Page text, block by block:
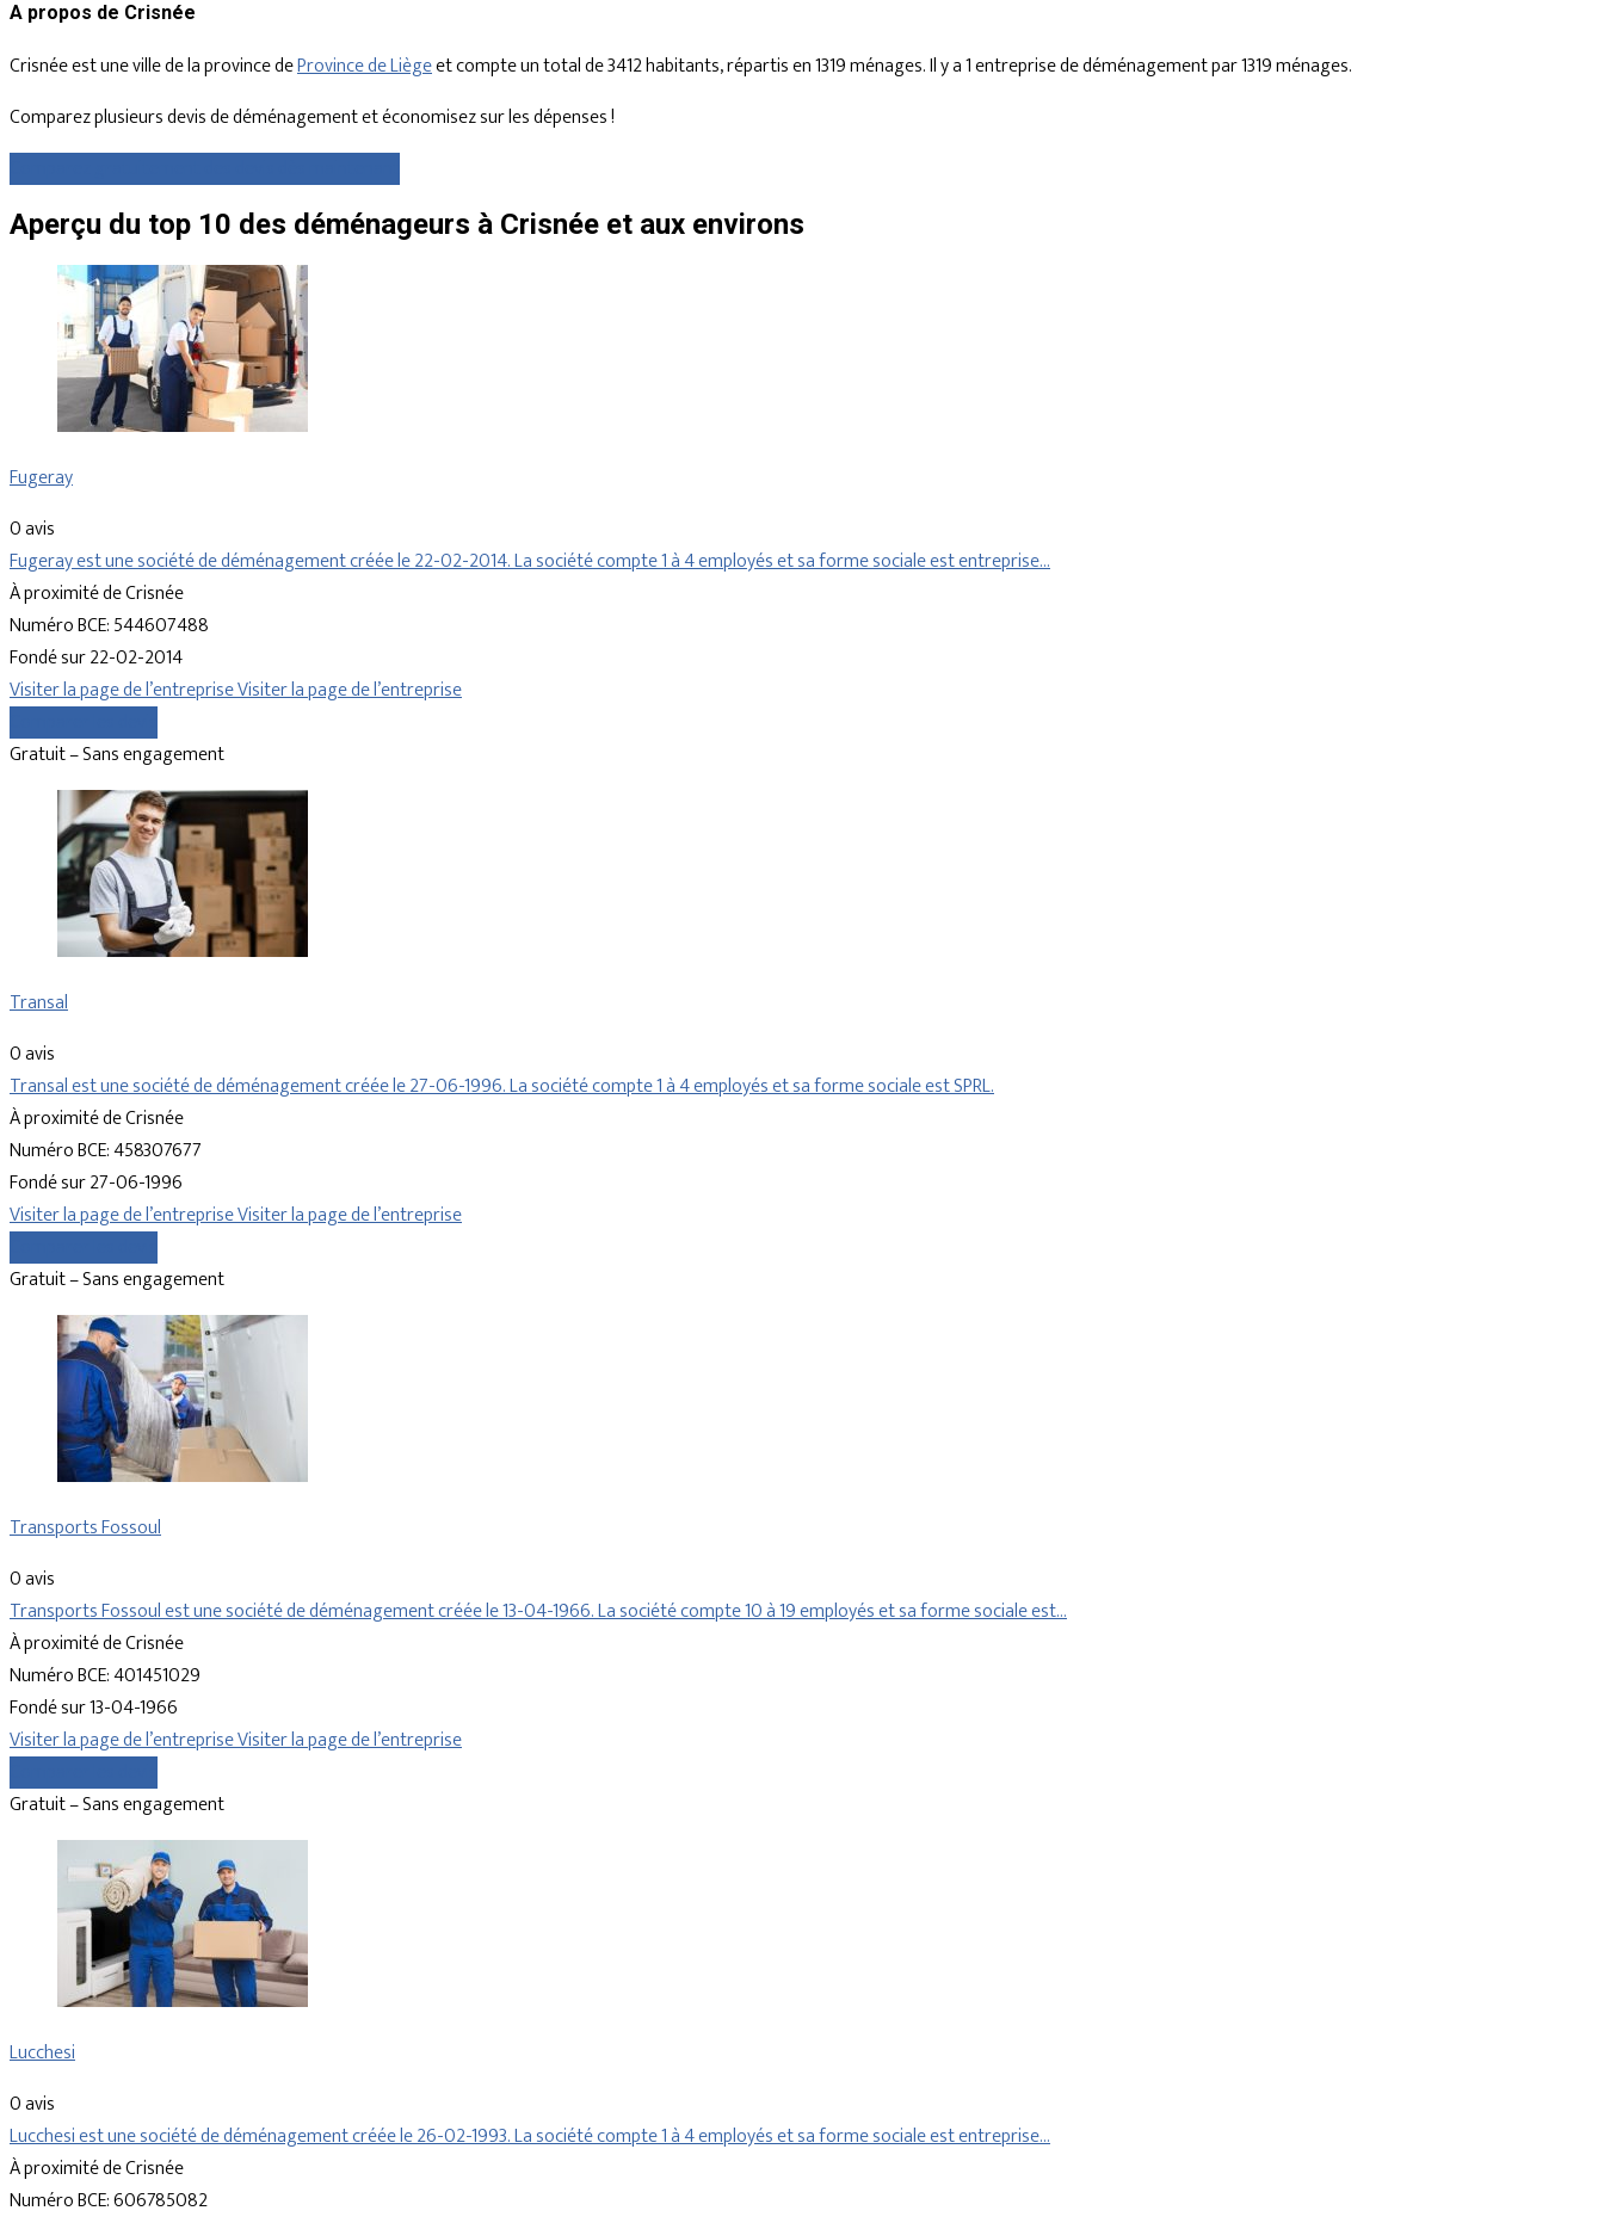
A propos de Crisnée
Crisnée est une ville de la province deProvince de Liègeet compte un total de 3412 habitants, répartis en 1319 ménages. Il y a 1 entreprise de déménagement par 1319 ménages.
Comparez plusieurs devis de déménagement et économisez sur les dépenses !
Aperçu du top 10 des déménageurs à Crisnée et aux environs
Fugeray
0 avis
Fugeray est une société de déménagement créée le 22-02-2014. La société compte 1 à 4 employés et sa forme sociale est entreprise…
À proximité de Crisnée
Numéro BCE: 544607488
Fondé sur 22-02-2014
Visiter la page de l’entrepriseVisiter la page de l’entreprise
Gratuit – Sans engagement
Transal
0 avis
Transal est une société de déménagement créée le 27-06-1996. La société compte 1 à 4 employés et sa forme sociale est SPRL.
À proximité de Crisnée
Numéro BCE: 458307677
Fondé sur 27-06-1996
Visiter la page de l’entrepriseVisiter la page de l’entreprise
Gratuit – Sans engagement
Transports Fossoul
0 avis
Transports Fossoul est une société de déménagement créée le 13-04-1966. La société compte 10 à 19 employés et sa forme sociale est…
À proximité de Crisnée
Numéro BCE: 401451029
Fondé sur 13-04-1966
Visiter la page de l’entrepriseVisiter la page de l’entreprise
Gratuit – Sans engagement
Lucchesi
0 avis
Lucchesi est une société de déménagement créée le 26-02-1993. La société compte 1 à 4 employés et sa forme sociale est entreprise…
À proximité de Crisnée
Numéro BCE: 606785082